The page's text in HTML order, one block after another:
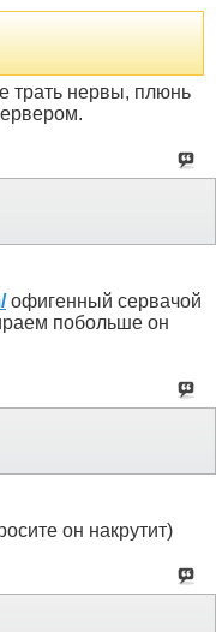
трать нервы, плюнь
офигенный сервачой
побольше он
он накрутит)